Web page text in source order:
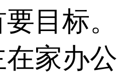
目标。
家办公